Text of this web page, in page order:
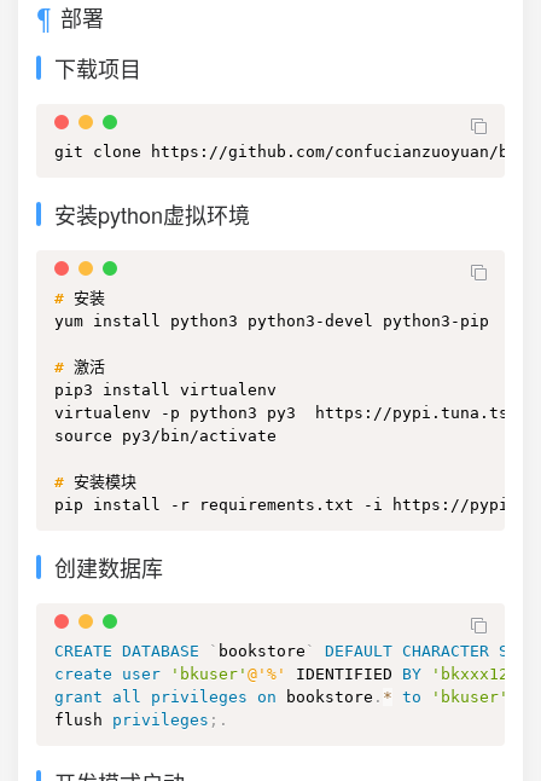
部署
下载项目
git clone https://github.com/confucianzuoyuan/
安装python虚拟环境
# 安装
yum install python3 python3-devel python3-pip
# 激活
pip3 install virtualenv
virtualenv -p python3 py3  https://
source py3/bin/activate
# 安装模块
pip install -r requirements.txt -i https://
创建数据库
CREATE DATABASE ` bookstore ` DEFAULT CHARACTER SET
create
user 'bkuser' @'%' IDENTIFIED BY 'bkxxx123'
grant
all privileges on bookstore . * to 'bkuser'
flush privileges ; .